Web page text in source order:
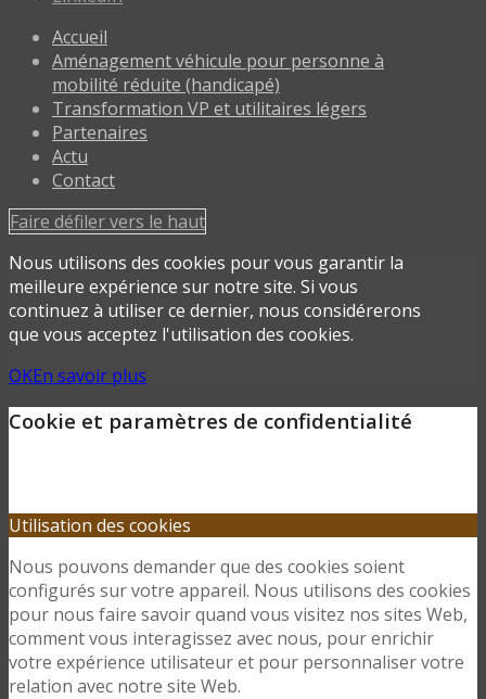
Accueil
Aménagement véhicule pour personne à
mobilité réduite (handicapé)
Transformation VP et utilitaires légers
Partenaires
Actu
Contact
Faire défiler vers le haut
Nous utilisons des cookies pour vous garantir la
meilleure expérience sur notre site. Si vous
continuez à utiliser ce dernier, nous considérerons
que vous acceptez l'utilisation des cookies.
OKEn savoir plus
Cookie et paramètres de confidentialité
Utilisation des cookies
Nous pouvons demander que des cookies soient
configurés sur votre appareil. Nous utilisons des cookies
pour nous faire savoir quand vous visitez nos sites Web,
comment vous interagissez avec nous, pour enrichir
votre expérience utilisateur et pour personnaliser votre
relation avec notre site Web.